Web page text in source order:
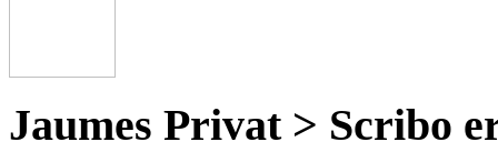
Jaumes Privat > Scribo